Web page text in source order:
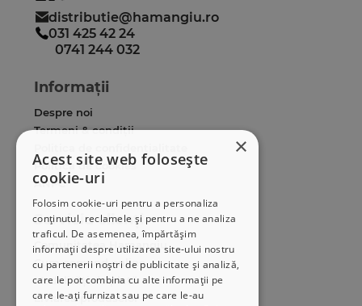
×
Acest site web folosește
cookie-uri
Folosim cookie-uri pentru a personaliza
conținutul, reclamele și pentru a ne analiza
traficul. De asemenea, împărtășim
informații despre utilizarea site-ului nostru
cu partenerii noștri de publicitate și analiză,
care le pot combina cu alte informații pe
care le-ați furnizat sau pe care le-au
distributie@hamangiu.ro
031 425 42 24
0741 244 032
Informații
Despre noi
Termeni & condiții
Politica de cookies
ANPC
Serviciu clienți
Comunitatea Hamangiu
Cum comand online
Modalități de plată
Livrarea produselor